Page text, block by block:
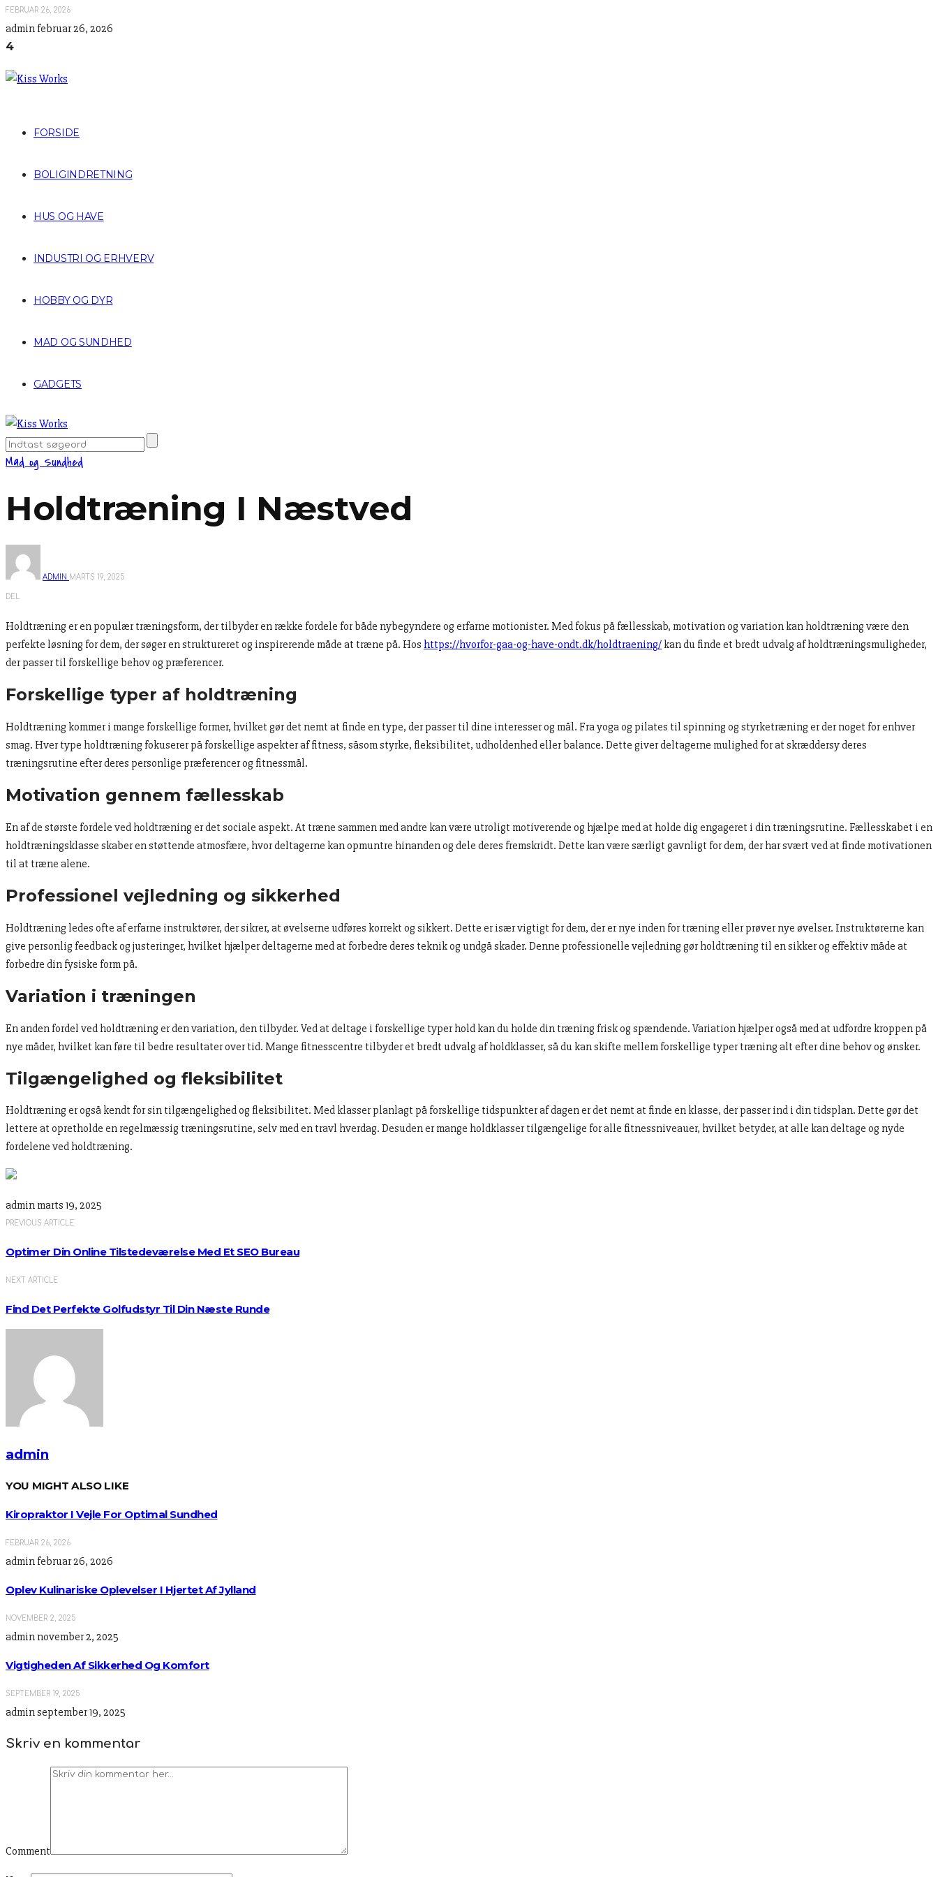
FEBRUAR 26, 2026
admin februar 26, 2026
4
FORSIDE
BOLIGINDRETNING
HUS OG HAVE
INDUSTRI OG ERHVERV
HOBBY OG DYR
MAD OG SUNDHED
GADGETS
Mad og Sundhed
Holdtræning I Næstved
ADMIN MARTS 19, 2025
DEL
Holdtræning er en populær træningsform, der tilbyder en række fordele for både nybegyndere og erfarne motionister. Med fokus på fællesskab, motivation og variation kan holdtræning være den
perfekte løsning for dem, der søger en struktureret og inspirerende måde at træne på. Hos https://hvorfor-gaa-og-have-ondt.dk/holdtraening/ kan du finde et bredt udvalg af holdtræningsmuligheder,
der passer til forskellige behov og præferencer.
Forskellige typer af holdtræning
Holdtræning kommer i mange forskellige former, hvilket gør det nemt at finde en type, der passer til dine interesser og mål. Fra yoga og pilates til spinning og styrketræning er der noget for enhver
smag. Hver type holdtræning fokuserer på forskellige aspekter af fitness, såsom styrke, fleksibilitet, udholdenhed eller balance. Dette giver deltagerne mulighed for at skræddersy deres
træningsrutine efter deres personlige præferencer og fitnessmål.
Motivation gennem fællesskab
En af de største fordele ved holdtræning er det sociale aspekt. At træne sammen med andre kan være utroligt motiverende og hjælpe med at holde dig engageret i din træningsrutine. Fællesskabet i en
holdtræningsklasse skaber en støttende atmosfære, hvor deltagerne kan opmuntre hinanden og dele deres fremskridt. Dette kan være særligt gavnligt for dem, der har svært ved at finde motivationen
til at træne alene.
Professionel vejledning og sikkerhed
Holdtræning ledes ofte af erfarne instruktører, der sikrer, at øvelserne udføres korrekt og sikkert. Dette er især vigtigt for dem, der er nye inden for træning eller prøver nye øvelser. Instruktørerne kan
give personlig feedback og justeringer, hvilket hjælper deltagerne med at forbedre deres teknik og undgå skader. Denne professionelle vejledning gør holdtræning til en sikker og effektiv måde at
forbedre din fysiske form på.
Variation i træningen
En anden fordel ved holdtræning er den variation, den tilbyder. Ved at deltage i forskellige typer hold kan du holde din træning frisk og spændende. Variation hjælper også med at udfordre kroppen på
nye måder, hvilket kan føre til bedre resultater over tid. Mange fitnesscentre tilbyder et bredt udvalg af holdklasser, så du kan skifte mellem forskellige typer træning alt efter dine behov og ønsker.
Tilgængelighed og fleksibilitet
Holdtræning er også kendt for sin tilgængelighed og fleksibilitet. Med klasser planlagt på forskellige tidspunkter af dagen er det nemt at finde en klasse, der passer ind i din tidsplan. Dette gør det
lettere at opretholde en regelmæssig træningsrutine, selv med en travl hverdag. Desuden er mange holdklasser tilgængelige for alle fitnessniveauer, hvilket betyder, at alle kan deltage og nyde
fordelene ved holdtræning.
admin marts 19, 2025
PREVIOUS ARTICLE
Optimer Din Online Tilstedeværelse Med Et SEO Bureau
NEXT ARTICLE
Find Det Perfekte Golfudstyr Til Din Næste Runde
admin
YOU MIGHT ALSO LIKE
Kiropraktor I Vejle For Optimal Sundhed
FEBRUAR 26, 2026
admin februar 26, 2026
Oplev Kulinariske Oplevelser I Hjertet Af Jylland
NOVEMBER 2, 2025
admin november 2, 2025
Vigtigheden Af Sikkerhed Og Komfort
SEPTEMBER 19, 2025
adminseptember 19, 2025
Skriv en kommentar
Comment